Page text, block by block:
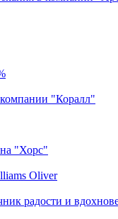
"Коралл"
"Хорс"
Oliver
радости и